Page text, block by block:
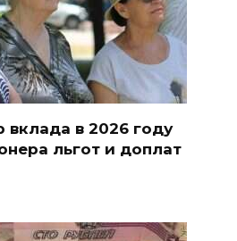
вклада в 2026 году
льгот и доплат